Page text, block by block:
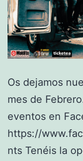
Os dejamos
mes de
eventos en
https://
nts Tenéis la